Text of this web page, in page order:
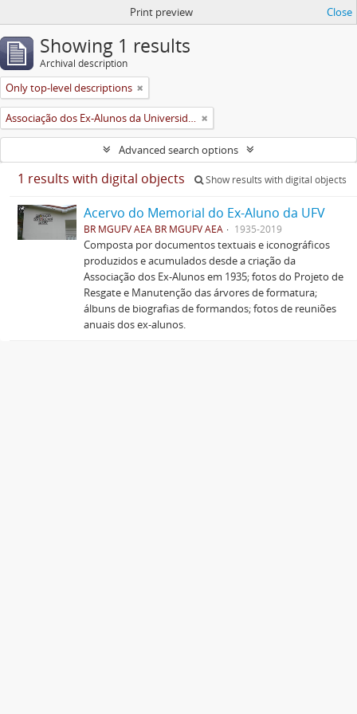
Print preview Close
Showing 1 results
Archival description
Only top-level descriptions
Associação dos Ex-Alunos da Universidade Federal de Viçosa (AEA)
Advanced search options
1 results with digital objects Show results with digital objects
Acervo do Memorial do Ex-Aluno da UFV
BR MGUFV AEA BR MGUFV AEA 1935-2019
Composta por documentos textuais e iconográficos
produzidos e acumulados desde a criação da
Associação dos Ex-Alunos em 1935; fotos do Projeto de
Resgate e Manutenção das árvores de formatura;
álbuns de biografias de formandos; fotos de reuniões
anuais dos ex-alunos.